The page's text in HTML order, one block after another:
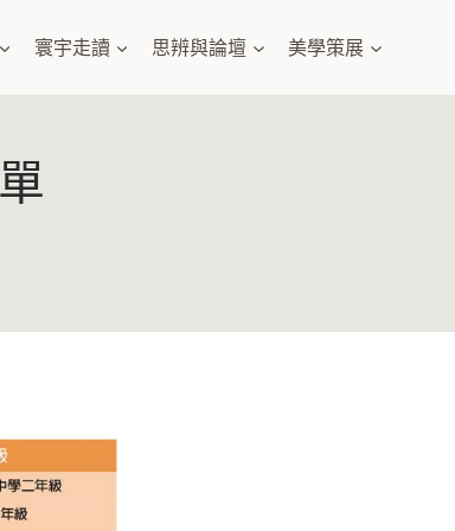
寰宇走讀 思辨與論壇 美學策展